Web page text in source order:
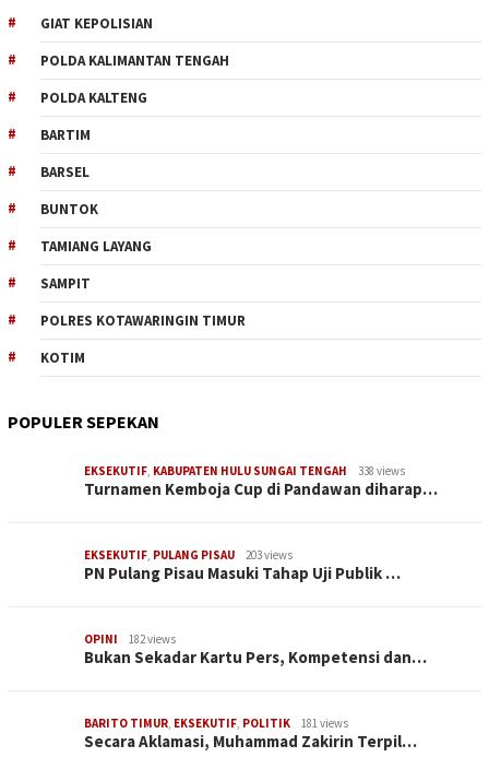
GIAT KEPOLISIAN
POLDA KALIMANTAN TENGAH
POLDA KALTENG
BARTIM
BARSEL
BUNTOK
TAMIANG LAYANG
SAMPIT
POLRES KOTAWARINGIN TIMUR
KOTIM
POPULER SEPEKAN
EKSEKUTIF KABUPATEN HULU SUNGAI TENGAH 338 views
Turnamen Kemboja Cup di Pandawan diharap…
EKSEKUTIF PULANG PISAU 203 views
PN Pulang Pisau Masuki Tahap Uji Publik …
OPINI 182 views
Bukan Sekadar Kartu Pers, Kompetensi dan…
BARITO TIMUR EKSEKUTIF POLITIK 181 views
Secara Aklamasi, Muhammad Zakirin Terpil…